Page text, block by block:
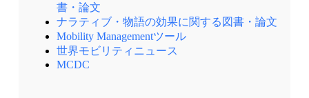
書・論文
ナラティブ・物語の効果に関する図書・論文
Mobility Managementツール
世界モビリティニュース
MCDC